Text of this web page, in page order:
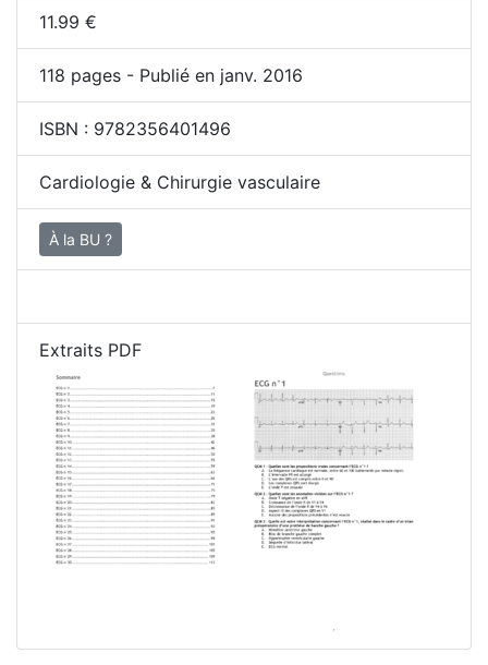
11.99 €
118 pages - Publié en janv. 2016
ISBN : 9782356401496
Cardiologie & Chirurgie vasculaire
À la BU ?
Extraits PDF